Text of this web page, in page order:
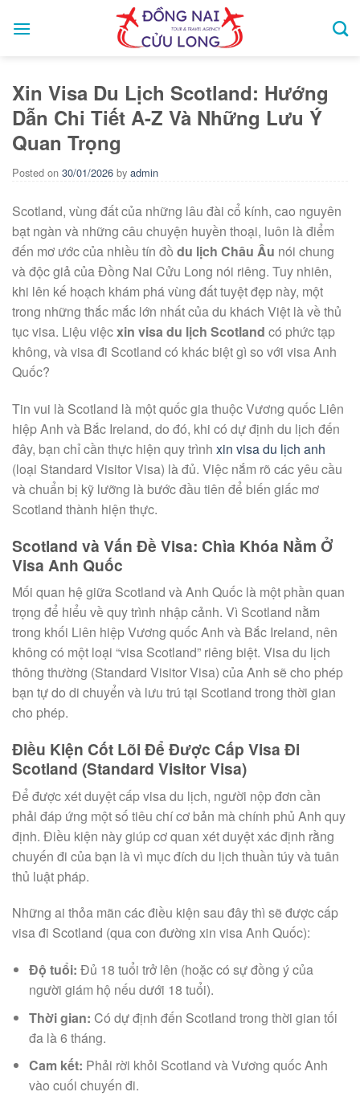
Xin Visa Du Lịch Scotland: Hướng
Dẫn Chi Tiết A-Z Và Những Lưu Ý
Quan Trọng
Posted on 30/01/2026 by admin
Scotland, vùng đất của những lâu đài cổ kính, cao nguyên
bạt ngàn và những câu chuyện huyền thoại, luôn là điểm
đến mơ ước của nhiều tín đồ du lịch Châu Âu nói chung
và độc giả của Đồng Nai Cửu Long nói riêng. Tuy nhiên,
khi lên kế hoạch khám phá vùng đất tuyệt đẹp này, một
trong những thắc mắc lớn nhất của du khách Việt là về thủ
tục visa. Liệu việcxin visa du lịch Scotland có phức tạp
không, và visa đi Scotland có khác biệt gì so với visa Anh
Quốc?
Tin vui là Scotland là một quốc gia thuộc Vương quốc Liên
hiệp Anh và Bắc Ireland, do đó, khi có dự định du lịch đến
đây, bạn chỉ cần thực hiện quy trình xin visa du lịch anh
(loại Standard Visitor Visa) là đủ. Việc nắm rõ các yêu cầu
và chuẩn bị kỹ lưỡng là bước đầu tiên để biến giấc mơ
Scotland thành hiện thực.
Scotland và Vấn Đề Visa: Chìa Khóa Nằm Ở
Visa Anh Quốc
Mối quan hệ giữa Scotland và Anh Quốc là một phần quan
trọng để hiểu về quy trình nhập cảnh. Vì Scotland nằm
trong khối Liên hiệp Vương quốc Anh và Bắc Ireland, nên
không có một loại “visa Scotland” riêng biệt. Visa du lịch
thông thường (Standard Visitor Visa) của Anh sẽ cho phép
bạn tự do di chuyển và lưu trú tại Scotland trong thời gian
cho phép.
Điều Kiện Cốt Lõi Để Được Cấp Visa Đi
Scotland (Standard Visitor Visa)
Để được xét duyệt cấp visa du lịch, người nộp đơn cần
phải đáp ứng một số tiêu chí cơ bản mà chính phủ Anh quy
định. Điều kiện này giúp cơ quan xét duyệt xác định rằng
chuyến đi của bạn là vì mục đích du lịch thuần túy và tuân
thủ luật pháp.
Những ai thỏa mãn các điều kiện sau đây thì sẽ được cấp
visa đi Scotland (qua con đường xin visa Anh Quốc):
Độ tuổi: Đủ 18 tuổi trở lên (hoặc có sự đồng ý của
người giám hộ nếu dưới 18 tuổi).
Thời gian: Có dự định đến Scotland trong thời gian tối
đa là 6 tháng.
Cam kết: Phải rời khỏi Scotland và Vương quốc Anh
vào cuối chuyến đi.